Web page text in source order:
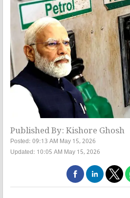
Published By: Kishore Ghosh
Posted: 09:13 AM May 15, 2026
Updated: 10:05 AM May 15, 2026